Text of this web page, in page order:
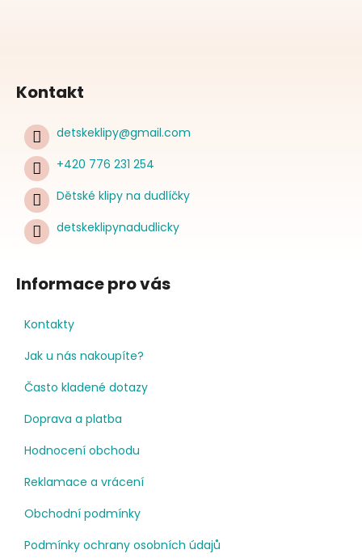
Kontakt
detskeklipy@gmail.com
+420 776 231 254
Dětské klipy na dudlíčky
detskeklipynadudlicky
Informace pro vás
Kontakty
Jak u nás nakoupíte?
Často kladené dotazy
Doprava a platba
Hodnocení obchodu
Reklamace a vrácení
Obchodní podmínky
Podmínky ochrany osobních údajů